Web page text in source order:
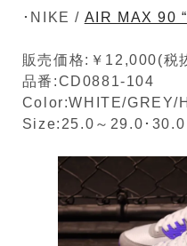
･NIKE / AIR MAX 90
販売価格:￥12,000(税
品番:CD0881-104
Color:WHITE/GREY/
Size:25.0～29.0･30.0